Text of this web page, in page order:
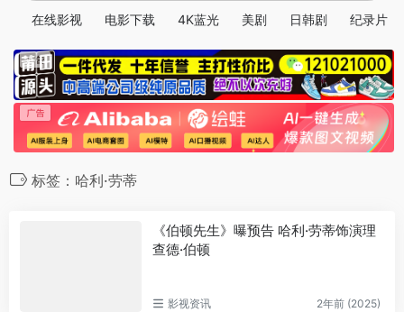
在线影视 电影下载 4K蓝光 美剧 日韩剧 纪录片
标签：哈利·劳蒂
《伯顿先生》曝预告 哈利·劳蒂饰演理
查德·伯顿
影视资讯 2年前 (2025)